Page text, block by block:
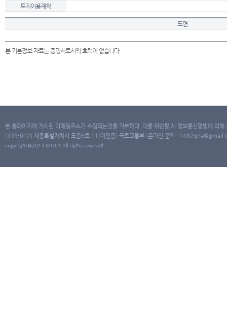
토지이용계획
도면
본 기본정보 자료는 증명서로서의 효력이 없습니다.
본 홈페이지에 게시된 이메일주소가 수집되는것을 거부하며, 이를 위반할 시 정보통신망법에 의
(339-012) 세종특별자치시 도움6로 11(어진동) 국토교통부 (온라인 문의 :
copyright@2014 MOLIT All rights reserved.